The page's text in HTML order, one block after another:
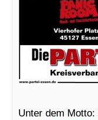
Unter dem Motto: